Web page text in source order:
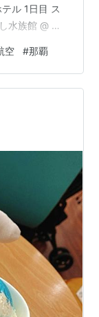
ル 1日目 ス
水族館 @ イ
りも香港航
→ 那覇15:00
着が土曜日15
は21時間。
空 #那覇